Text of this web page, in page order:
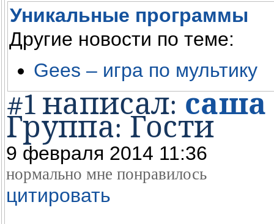
Уникальные программы
Другие новости по теме:
Gees – игра по мультику
#1 написал: саша
Группа: Гости
9 февраля 2014 11:36
нормально мне понравилось
цитировать